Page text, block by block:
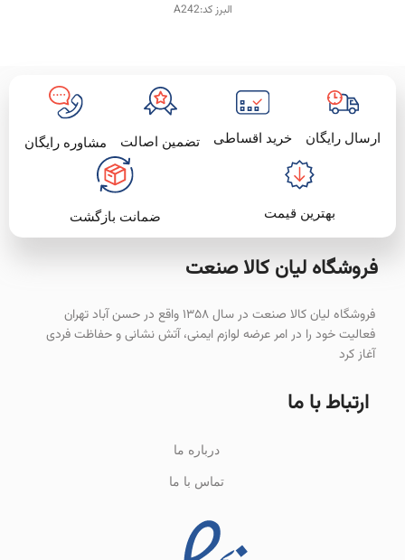
البرز کد:A242
ارسال رایگان خرید اقساطی تضمین اصالت مشاوره رایگان
بهترین قیمت ضمانت بازگشت
فروشگاه لیان‌ کالا صنعت
فروشگاه لیان کالا صنعت در سال ۱۳۵۸ واقع در حسن آباد تهران
فعالیت خود را در امر عرضه لوازم ایمنی، آتش نشانی و حفاظت فردی
آغاز کرد
ارتباط با ما
درباره ما
تماس با ما